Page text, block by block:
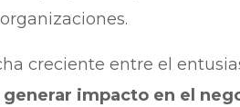
creciente entre el
impacto en el